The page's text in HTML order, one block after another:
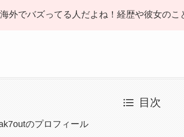
海外でバズってる人だよね！経歴や彼女のこ
目次
のプロフィール